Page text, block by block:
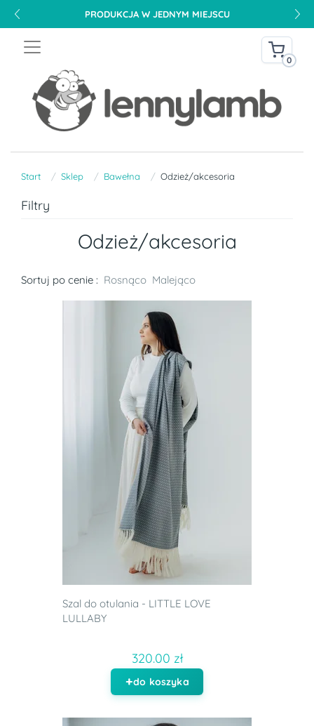
DARMOWA DOSTAWA NA TERENIE POLSKI OD 240 PLN
0
Start Sklep Bawełna Odzież/akcesoria
Filtry
Odzież/akcesoria
Sortuj po cenie : Rosnąco Malejąco
Szal do otulania - LITTLE LOVE
LULLABY
320.00 zł
do koszyka